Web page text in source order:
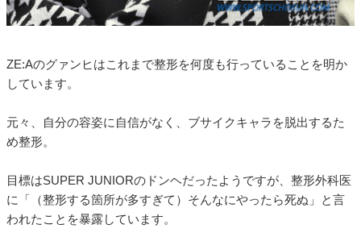
ZE:Aのグァンヒはこれまで整形を何度も行っていることを明か
しています。
元々、自分の容姿に自信がなく、ブサイクキャラを脱出するた
め整形。
目標はSUPER JUNIORのドンヘだったようですが、整形外科医
に「（整形する箇所が多すぎて）そんなにやったら死ぬ」と言
われたことを暴露しています。